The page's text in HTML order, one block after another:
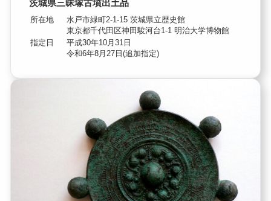
茨城県三昧塚古墳出土品
所在地
水戸市緑町2-1-15 茨城県立歴史館
東京都千代田区神田駿河台1-1 明治大学博物館
指定日
平成30年10月31日
令和6年8月27日(追加指定)